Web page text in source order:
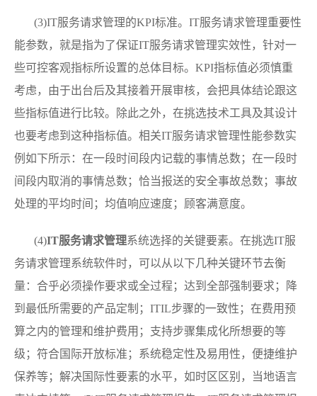
(3)IT服务请求管理的KPI标准。IT服务请求管理重要性
能参数，就是指为了保证IT服务请求管理实效性，针对一
些可控客观指标所设置的总体目标。KPI指标值必须慎重
考虑，由于出台后及其接着开展审核，会把具体结论跟这
些指标值进行比较。除此之外，在挑选技术工具及其设计
也要考虑到这种指标值。相关IT服务请求管理性能参数实
例如下所示：在一段时间段内记载的事情总数；在一段时
间段内取消的事情总数；恰当报送的安全事故总数；事故
处理的平均时间；均值响应速度；顾客满意度。
(4)IT服务请求管理系统选择的关键要素。在挑选IT服
务请求管理系统软件时，可以从以下几种关键环节去衡
量：合乎必须操作要求或全过程；达到全部强制要求；降
到最低所需要的产品定制；ITIL步骤的一致性；在费用预
算之内的管理和维护费用；支持步骤集成化所想要的等
级；符合国际开放标准；系统稳定性及易用性，便捷维护
保养等；解决国际性要素的水平，如时区区别，当地语言